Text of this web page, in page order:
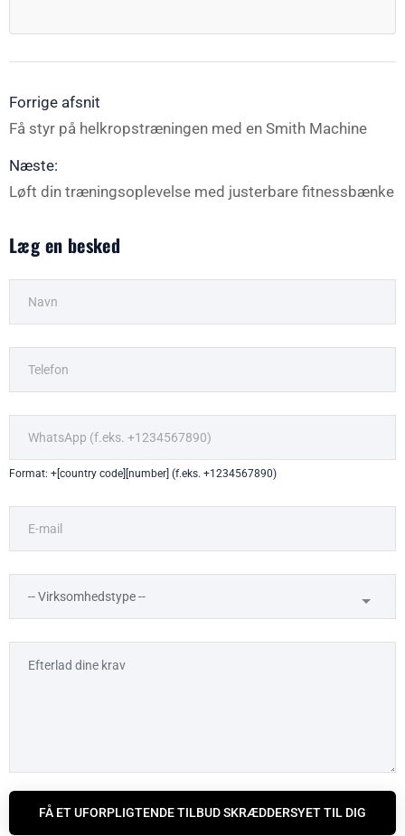
Forrige afsnit
Få styr på helkropstræningen med en Smith Machine
Næste:
Løft din træningsoplevelse med justerbare fitnessbænke
Læg en besked
Format: +[country code][number] (f.eks. +1234567890)
FÅ ET UFORPLIGTENDE TILBUD SKRÆDDERSYET TIL DIG